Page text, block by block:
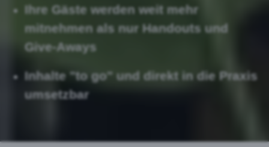
Ihre Gäste werden weit mehr
mitnehmen als nur Handouts und
Give-Aways
Inhalte "to go" und direkt in die Praxis
umsetzbar